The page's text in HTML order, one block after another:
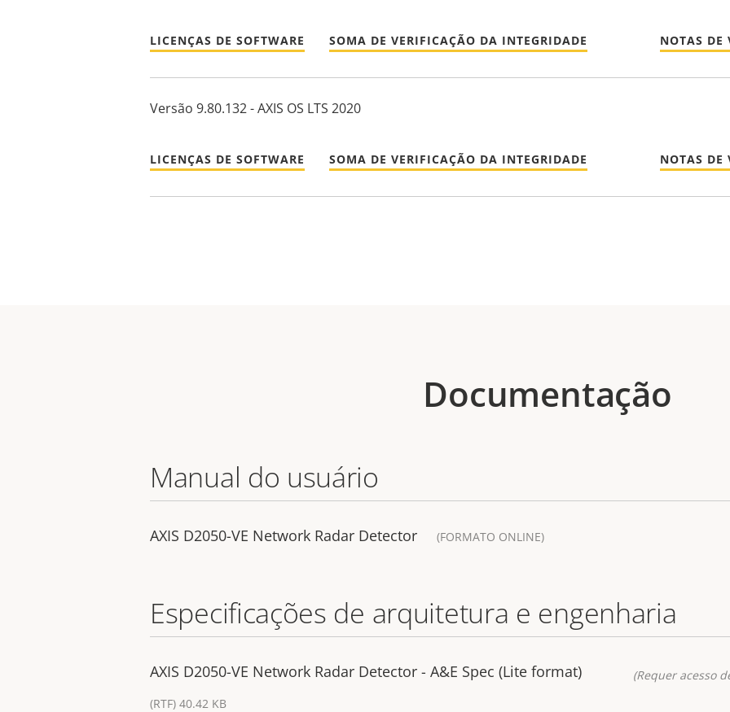
LICENÇAS DE SOFTWARE SOMA DE VERIFICAÇÃO DA INTEGRIDADE NOTAS DE
Versão 9.80.132 - AXIS OS LTS 2020
LICENÇAS DE SOFTWARE SOMA DE VERIFICAÇÃO DA INTEGRIDADE NOTAS DE
Documentação
Manual do usuário
AXIS D2050-VE Network Radar Detector (FORMATO ONLINE)
Especificações de arquitetura e engenharia
AXIS D2050-VE Network Radar Detector - A&E Spec (Lite format)
(RTF) 40.42 KB
(Requer acesso